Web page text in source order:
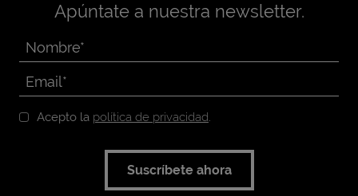
Apúntate a nuestra newsletter.
Acepto la política de privacidad.
Suscríbete ahora